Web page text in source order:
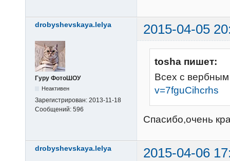
drobyshevskaya.lelya 2015-04-05
Гуру ФотоШОУ
Неактивен
Зарегистрирован: 2013-11-18
Сообщений: 596
tosha пишет:
Всех с
v=7fguCihcrhs
Спасибо,очень
drobyshevskaya.lelya 2015-04-06